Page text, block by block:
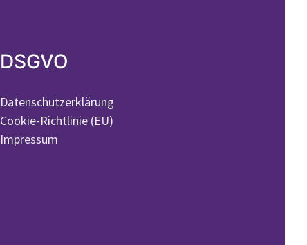
DSGVO
Datenschutzerklärung
Cookie-Richtlinie (EU)
Impressum